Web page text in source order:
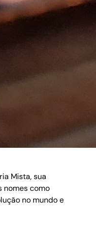
Mista, sua
nomes como
no mundo e